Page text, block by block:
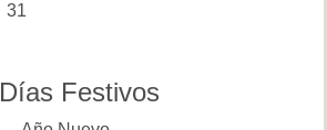
31
Días Festivos